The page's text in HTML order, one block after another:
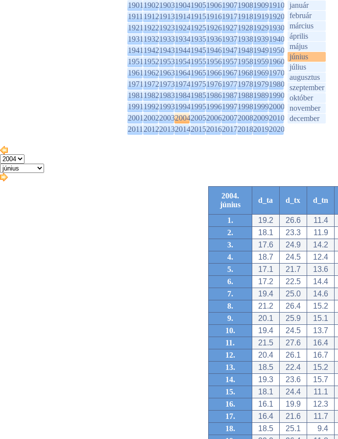
1901190219031904190519061907190819091910
1911191219131914191519161917191819191920
1921192219231924192519261927192819291930
1931193219331934193519361937193819391940
1941194219431944194519461947194819491950
1951195219531954195519561957195819591960
1961196219631964196519661967196819691970
1971197219731974197519761977197819791980
1981198219831984198519861987198819891990
1991199219931994199519961997199819992000
2001200220032004200520062007200820092010
2011201220132014201520162017201820192020
január
február
március
április
május
június
július
augusztus
szeptember
október
november
december
2004.
június
d_ta d_tx d_tn
1. 19.2 26.6 11.4
2.
18.1 23.3 11.9
3.
17.6 24.9 14.2
4.
18.7 24.5 12.4
5.
17.1 21.7 13.6
6.
17.2 22.5 14.4
7.
19.4 25.0 14.6
8.
21.2 26.4 15.2
9.
20.1 25.9 15.1
10.
19.4 24.5 13.7
11.
21.5 27.6 16.4
12.
20.4 26.1 16.7
13.
18.5 22.4 15.2
14.
19.3 23.6 15.7
15.
18.1 24.4 11.1
16.
16.1 19.9 12.3
17.
16.4 21.6 11.7
18.
18.5 25.1 9.4